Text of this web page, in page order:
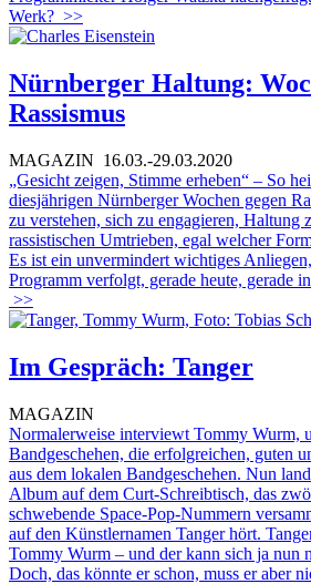
Werk? >>
Nürnberger Haltung:
Rassismus
MAGAZIN 16.03.-29.03.2020
„Gesicht zeigen, Stimme erheben“ – So
diesjährigen Nürnberger Wochen gegen
zu verstehen, sich zu engagieren, Haltung
rassistischen Umtrieben, egal welcher
Es ist ein unvermindert wichtiges
Programm verfolgt, gerade heute, gerade
>>
Im Gespräch: Tanger
MAGAZIN
Normalerweise interviewt Tommy Wurm,
Bandgeschehen, die erfolgreichen, guten
aus dem lokalen Bandgeschehen. Nun
Album auf dem Curt-Schreibtisch, das
schwebende Space-Pop-Nummern
auf den Künstlernamen Tanger hört.
Tommy Wurm – und der kann sich ja nun
Doch, das könnte er schon, muss er aber